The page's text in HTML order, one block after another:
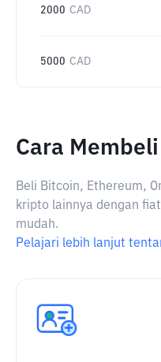
2000 CAD
5000 CAD
Cara
Beli Bitcoin, Ethereum,
kripto lainnya dengan
mudah.
Pelajari lebih lanjut